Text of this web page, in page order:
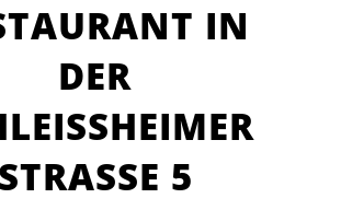
IN
DER
S
TRASSE 5